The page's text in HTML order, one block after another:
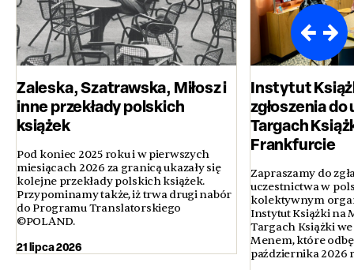
Zaleska, Szatrawska, Miłosz i
inne przekłady polskich
książek
Pod koniec 2025 roku i w pierwszych
miesiącach 2026 za granicą ukazały się
kolejne przekłady polskich książek.
Przypominamy także, iż trwa drugi nabór
do Programu Translatorskiego
©POLAND.
21 lipca 2026
Instytut
zgłoszenia do
Targach
Frankfurcie
Zapraszamy do
uczestnictwa w
kolektywnym
Instytut Książki na
Targach Książki
Menem, które
października 2026